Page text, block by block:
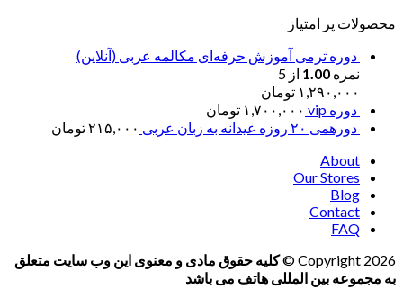
محصولات پر امتیاز
دوره ترمی آموزش حرفه‌ای مکالمه عربی (آنلاین)
نمره 1.00 از 5
۱,۲۹۰,۰۰۰ تومان
دوره vip
۱,۷۰۰,۰۰۰ تومان
دورهمی ۲۰ روزه عیدانه به زبان عربی
۲۱۵,۰۰۰تومان
About
Our Stores
Blog
Contact
FAQ
Copyright 2026 ©
کلیه حقوق مادی و معنوی این وب سایت متعلق
به مجموعه بین المللی هاتف می باشد